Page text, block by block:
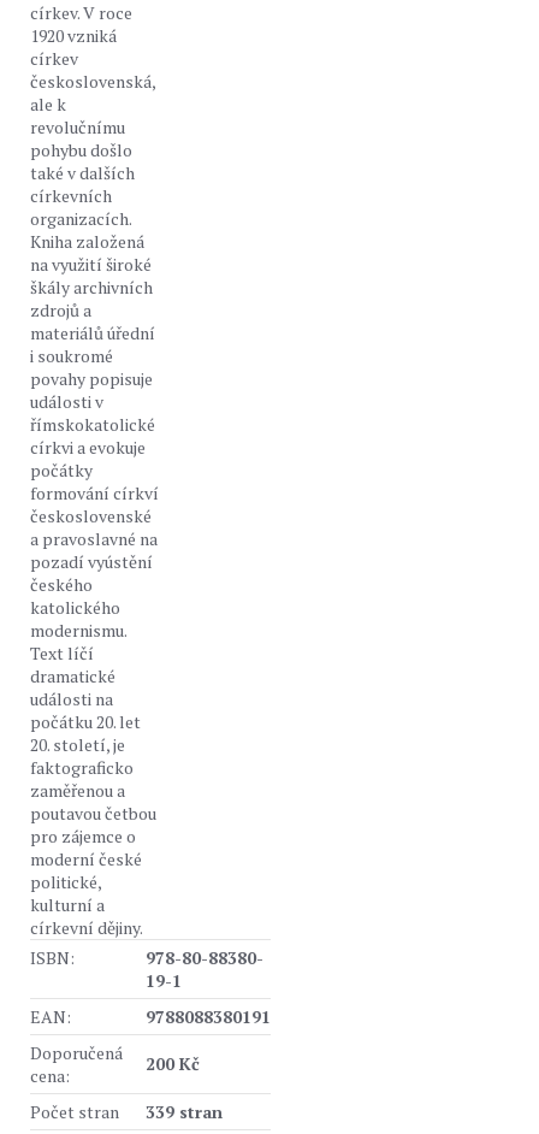
církev. V roce
1920 vzniká
církev
československá,
ale k
revolučnímu
pohybu došlo
také v dalších
církevních
organizacích.
Kniha založená
na využití široké
škály archivních
zdrojů a
materiálů úřední
i soukromé
povahy popisuje
události v
římskokatolické
církvi a evokuje
počátky
formování církví
československé
a pravoslavné na
pozadí vyústění
českého
katolického
modernismu.
Text líčí
dramatické
události na
počátku 20. let
20. století, je
faktograficko
zaměřenou a
poutavou četbou
pro zájemce o
moderní české
politické,
kulturní a
církevní dějiny.
ISBN:
978-80-88380-
19-1
EAN:
9788088380191
Doporučená
cena:
200 Kč
Počet stran
339 stran